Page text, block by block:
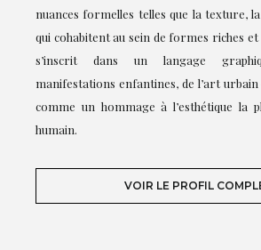
nuances formelles telles que la texture,
qui cohabitent au sein de formes riches
s’inscrit dans un langage
manifestations enfantines, de l’art
comme un hommage à l’esthétique la
humain.
VOIR LE PROFIL